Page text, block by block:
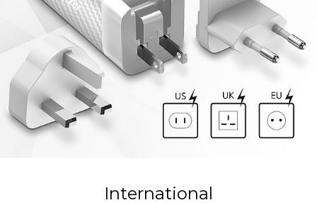
International